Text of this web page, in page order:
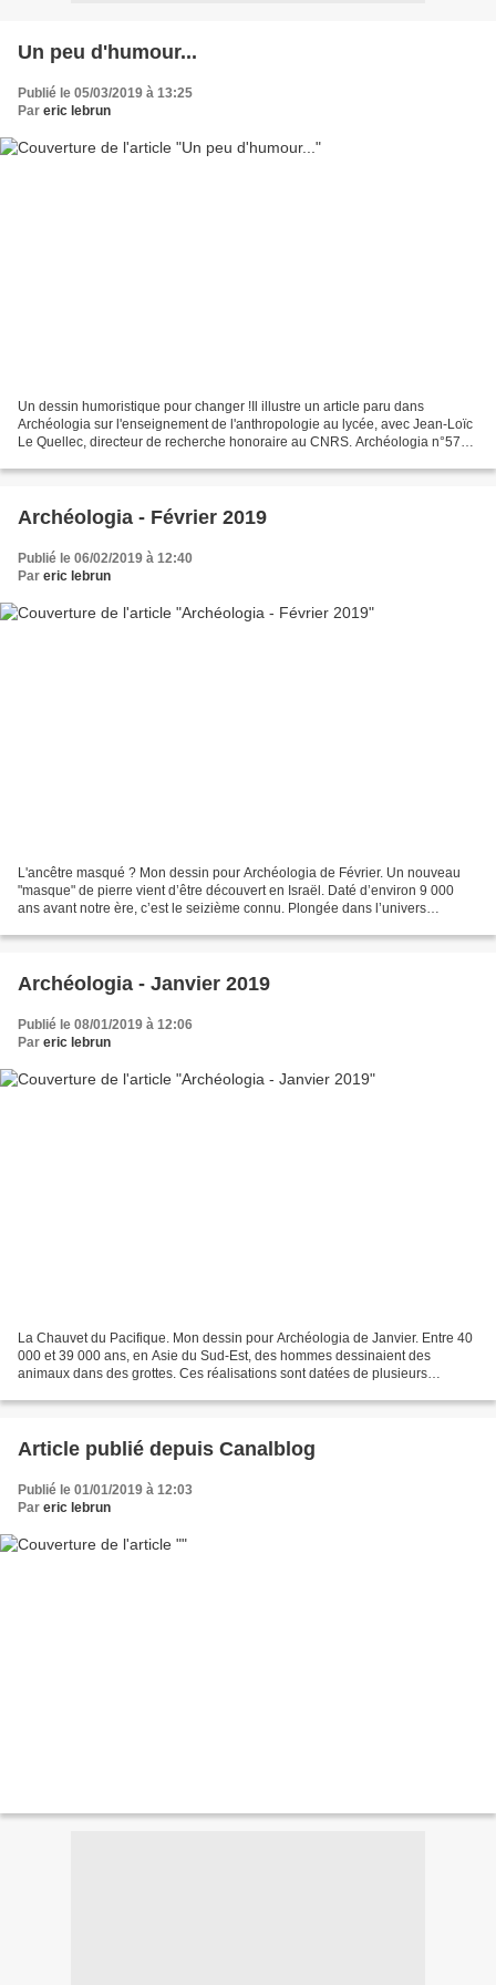
Un peu d'humour...
Publié le 05/03/2019 à 13:25
Par eric lebrun
Un dessin humoristique pour changer !Il illustre un article paru dans
Archéologia sur l'enseignement de l'anthropologie au lycée, avec Jean-Loïc
Le Quellec, directeur de recherche honoraire au CNRS. Archéologia n°574 -
Archéologia - Février 2019
Publié le 06/02/2019 à 12:40
Par eric lebrun
L'ancêtre masqué ? Mon dessin pour Archéologia de Février. Un nouveau
"masque" de pierre vient d’être découvert en Israël. Daté d’environ 9 000
ans avant notre ère, c’est le seizième connu. Plongée dans l’univers
Archéologia - Janvier 2019
Publié le 08/01/2019 à 12:06
Par eric lebrun
La Chauvet du Pacifique. Mon dessin pour Archéologia de Janvier. Entre 40
000 et 39 000 ans, en Asie du Sud-Est, des hommes dessinaient des
animaux dans des grottes. Ces réalisations sont datées de plusieurs
Article publié depuis Canalblog
Publié le 01/01/2019 à 12:03
Par eric lebrun